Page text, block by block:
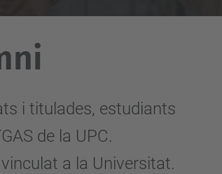
i titulades, estudiants
de la UPC.
a la Universitat.